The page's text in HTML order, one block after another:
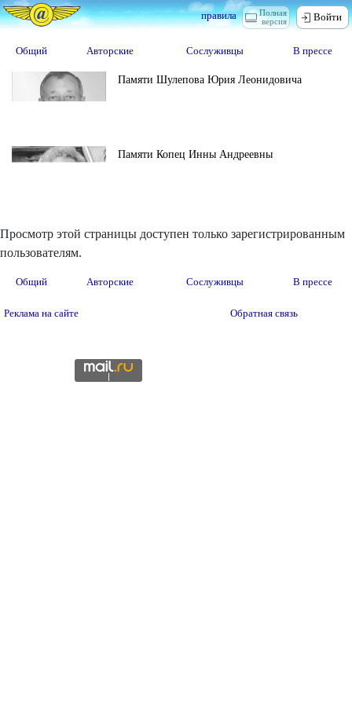
Полная
версия
правила Войти
Общий Авторские Сослуживцы В прессе
Памяти Шулепова Юрия Леонидовича
Памяти Копец Инны Андреевны
Просмотр этой страницы доступен только зарегистрированным
пользователям.
Общий Авторские Сослуживцы В прессе
Реклама на сайте Обратная связь